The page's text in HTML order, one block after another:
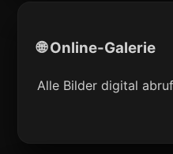
🌐 Online-Galerie
Alle Bilder digital